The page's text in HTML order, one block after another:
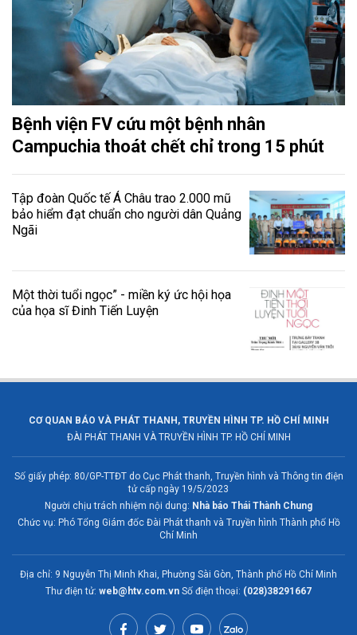
Bệnh viện FV cứu một bệnh nhân
Campuchia thoát chết chỉ trong 15 phút
Tập đoàn Quốc tế Á Châu trao 2.000 mũ
bảo hiểm đạt chuẩn cho người dân Quảng
Ngãi
Một thời tuổi ngọc” - miền ký ức hội họa
của họa sĩ Đinh Tiến Luyện
CƠ QUAN BÁO VÀ PHÁT THANH, TRUYỀN HÌNH TP. HỒ CHÍ MINH
ĐÀI PHÁT THANH VÀ TRUYỀN HÌNH TP. HỒ CHÍ MINH
Số giấy phép: 80/GP-TTĐT do Cục Phát thanh, Truyền hình và Thông tin điện
tử cấp ngày 19/5/2023
Người chịu trách nhiệm nội dung: Nhà báo Thái Thành Chung
Chức vụ: Phó Tổng Giám đốc Đài Phát thanh và Truyền hình Thành phố Hồ
Chí Minh
Địa chỉ: 9 Nguyễn Thị Minh Khai, Phường Sài Gòn, Thành phố Hồ Chí Minh
Thư điện tử: web@htv.com.vn Số điện thoại: (028)38291667